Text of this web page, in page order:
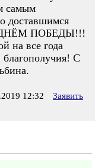
самым
доставшимся
ПОБЕДЫ!!!
на все года
С
12:32
Заявить